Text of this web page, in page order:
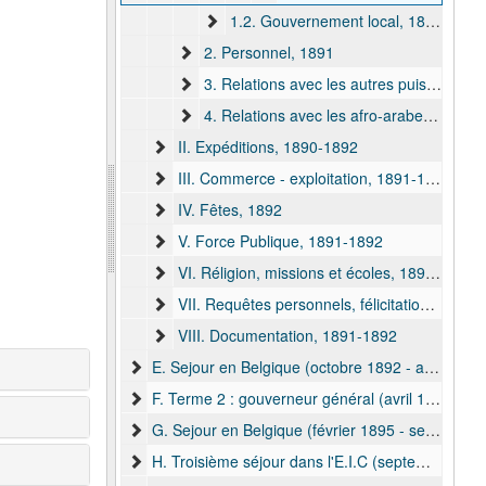
1.2. Gouvernement local, 1891
2. Personnel, 1891
3. Relations avec les autres puissances coloniales, 1891-1892
4. Relations avec les afro-arabes, 1891-1892
II. Expéditions, 1890-1892
III. Commerce - exploitation, 1891-1892
IV. Fêtes, 1892
V. Force Publique, 1891-1892
VI. Réligion, missions et écoles, 1891-1892
VII. Requêtes personnels, félicitations et correspondance privée, 1891-1892
VIII. Documentation, 1891-1892
E. Sejour en Belgique (octobre 1892 - avril 1893), 1892-1893
F. Terme 2 : gouverneur général (avril 1893 - février 1895)
G. Sejour en Belgique (février 1895 - septembre 1895)
H. Troisième séjour dans l'E.I.C (septembre 1895 - mai 1897)